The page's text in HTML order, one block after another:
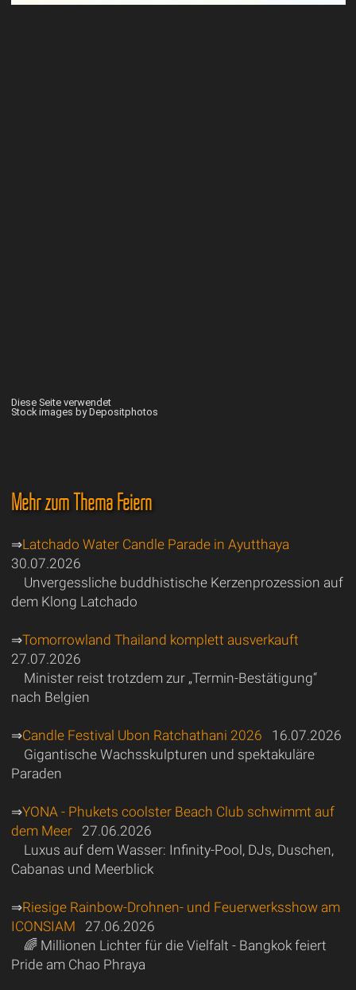
Diese Seite verwendet
Stock images by Depositphotos
Mehr zum Thema Feiern
⇒Latchado Water Candle Parade in Ayutthaya
30.07.2026
Unvergessliche buddhistische Kerzenprozession auf
dem Klong Latchado
⇒Tomorrowland Thailand komplett ausverkauft
27.07.2026
Minister reist trotzdem zur „Termin-Bestätigung“
nach Belgien
⇒Candle Festival Ubon Ratchathani 2026 16.07.2026
Gigantische Wachsskulpturen und spektakuläre
Paraden
⇒YONA - Phukets coolster Beach Club schwimmt auf
dem Meer27.06.2026
Luxus auf dem Wasser: Infinity-Pool, DJs, Duschen,
Cabanas und Meerblick
⇒Riesige Rainbow-Drohnen- und Feuerwerksshow am
ICONSIAM 27.06.2026
🌈 Millionen Lichter für die Vielfalt - Bangkok feiert
Pride am Chao Phraya